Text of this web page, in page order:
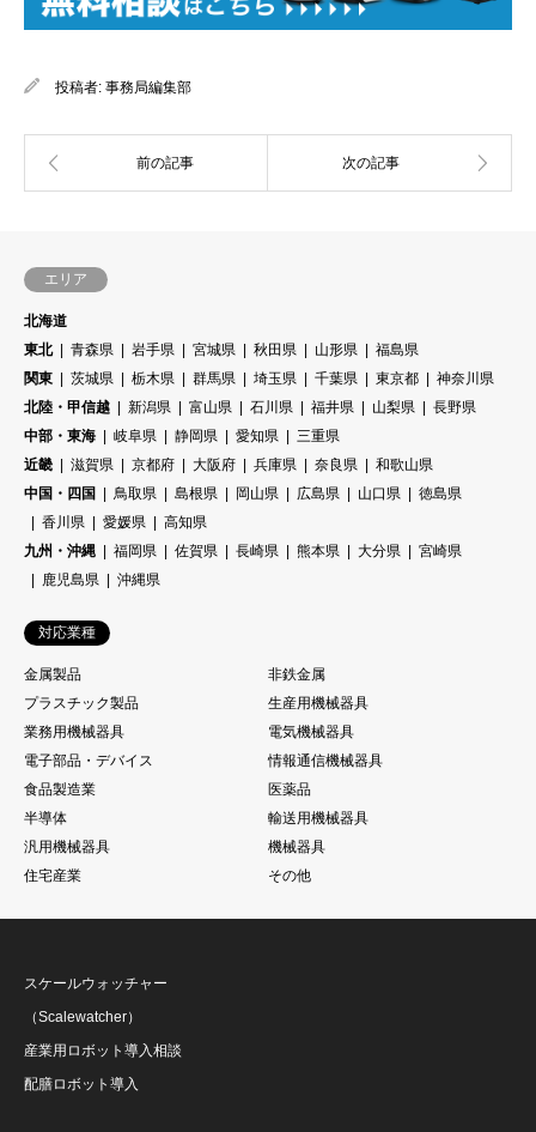
投稿者: 事務局編集部
エリア
北海道
東北
青森県 岩手県 宮城県 秋田県 山形県
福島県
関東
茨城県 栃木県 群馬県 埼玉県 千葉県 東京都
神奈川県
北陸・甲信越
新潟県 富山県 石川県 福井県 山梨県
長野県
中部・東海
岐阜県 静岡県 愛知県
三重県
近畿
滋賀県 京都府 大阪府 兵庫県 奈良県
和歌山県
中国・四国
鳥取県 島根県 岡山県 広島県 山口県
徳島県
香川県
愛媛県
高知県
九州・沖縄
福岡県 佐賀県 長崎県 熊本県 大分県
宮崎県
鹿児島県
沖縄県
対応業種
金属製品
非鉄金属
プラスチック製品
生産用機械器具
業務用機械器具
電気機械器具
電子部品・デバイス
情報通信機械器具
食品製造業
医薬品
半導体
輸送用機械器具
汎用機械器具
機械器具
住宅産業
その他
スケールウォッチャー
（Scalewatcher）
産業用ロボット導入相談
配膳ロボット導入